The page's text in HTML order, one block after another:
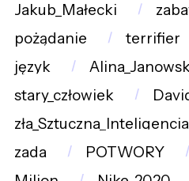
Jakub_Małecki
pożądanie
terrifier
język
stary_człowiek
zła_Sztuczna_Inteligencja
zada
POTWORY